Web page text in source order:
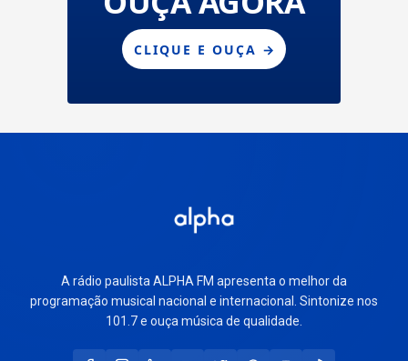
A rádio paulista ALPHA FM apresenta o melhor da
programação musical nacional e internacional. Sintonize nos
101.7 e ouça música de qualidade.